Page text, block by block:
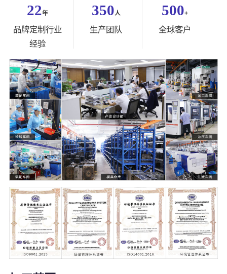
22年
品牌定制行业
经验
350 人
生产团队
500+
全球客户
5000+
塑料模具
21000㎡
温州2家+杭州1
家生产工厂